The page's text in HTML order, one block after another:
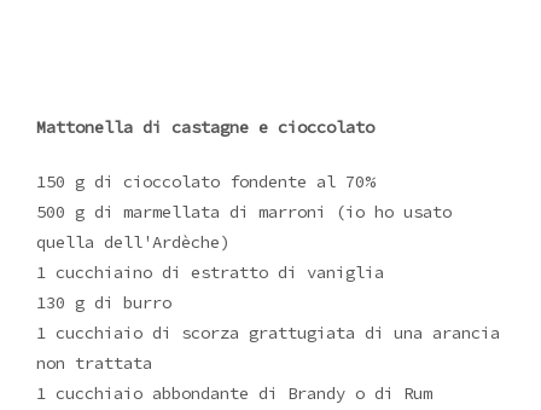
Mattonella di castagne e cioccolato
150 g di cioccolato fondente al 70%
500 g di marmellata di marroni (io ho usato
quella dell'Ardèche)
1 cucchiaino di estratto di vaniglia
130 g di burro
1 cucchiaio di scorza grattugiata di una arancia
non trattata
1 cucchiaio abbondante di Brandy o di Rum